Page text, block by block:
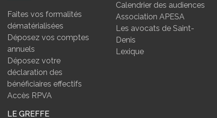
Faites vos formalités
dématérialisées
Déposez vos comptes
annuels
Déposez votre
déclaration des
bénéficiaires effectifs
Accès RPVA
Calendrier des audiences
Association APESA
Les avocats de Saint-
Denis
Lexique
LE GREFFE